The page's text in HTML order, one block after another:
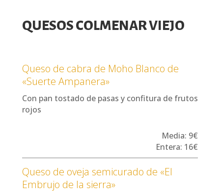
QUESOS COLMENAR VIEJO
Queso de cabra de Moho Blanco de
«Suerte Ampanera»
Con pan tostado de pasas y confitura de frutos
rojos
Media: 9€
Entera: 16€
Queso de oveja semicurado de «El
Embrujo de la sierra»